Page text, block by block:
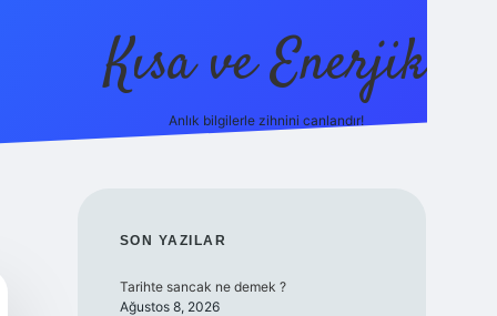
Kısa ve Enerjik
Anlık bilgilerle zihnini canlandır!
SIDEBAR
SON YAZILAR
Tarihte sancak ne demek ?
Ağustos 8, 2026